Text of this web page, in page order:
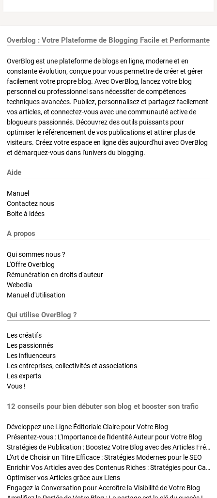
Overblog : Votre Plateforme de Blogging Facile et Performante
OverBlog est une plateforme de blogs en ligne, moderne et en
constante évolution, conçue pour vous permettre de créer et gérer
facilement votre propre blog. Avec OverBlog, lancez votre blog
personnel ou professionnel sans nécessiter de compétences
techniques avancées. Publiez, personnalisez et partagez facilement
vos articles, et connectez-vous avec une communauté active de
blogueurs passionnés. Découvrez des outils puissants pour
optimiser le référencement de vos publications et attirer plus de
visiteurs. Créez votre espace en ligne dès aujourd'hui avec OverBlog
et démarquez-vous dans l'univers du blogging.
Aide
Manuel
Contactez nous
Boite à idées
A propos
Qui sommes nous ?
L'Offre Overblog
Rémunération en droits d'auteur
Webedia
Manuel d'Utilisation
Qui utilise OverBlog ?
Les créatifs
Les passionnés
Les influenceurs
Les entreprises, collectivités et associations
Les experts
Vous !
12 conseils pour bien débuter son blog et booster son trafic
Développez une Ligne Éditoriale Claire pour Votre Blog
Présentez-vous : L'Importance de l'Identité Auteur pour Votre Blog
Stratégies de Publication : Boostez Votre Blog avec des Articles Fréquents et Exclusifs
L'Art de Choisir un Titre Efficace : Stratégies Modernes pour le SEO
Enrichir Vos Articles avec des Contenus Riches : Stratégies pour Captiver et Optimiser
Optimiser vos Articles grâce aux Liens
Engagez la Conversation pour Accroître la Visibilité de Votre Blog